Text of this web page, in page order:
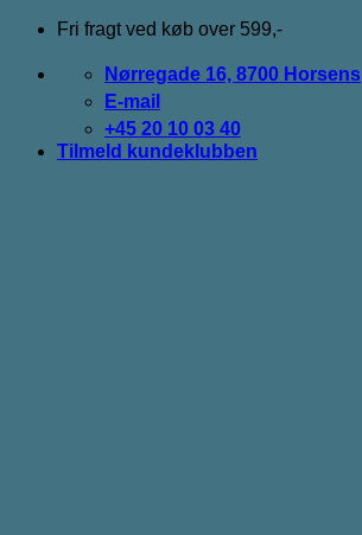
Fortsæt
indhold
Fri fragt ved køb over 599,-
Nørregade 16, 8700 Horsens
E-mail
+45 20 10 03 40
Tilmeld kundeklubben